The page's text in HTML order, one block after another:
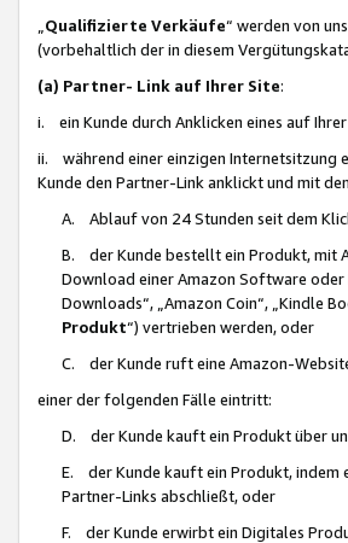
Qualifizierte Verkäufe“ werden von
(vorbehaltlich der in diesem
(a) Partner- Link auf Ihrer Site:
i. ein Kunde durch Anklicken eines auf
ii. während einer einzigen Internetsitzung
Kunde den Partner-Link anklickt und mit
A. Ablauf von 24 Stunden seit dem
B. der Kunde bestellt ein Produkt, mit
Download einer Amazon Software oder
Downloads“, „Amazon Coin“, „Kindle
Produkt“) vertrieben werden, oder
C. der Kunde ruft eine Amazon-
einer der folgenden Fälle eintritt:
D. der Kunde kauft ein Produkt über
E. der Kunde kauft ein Produkt, indem
Partner-Links abschließt, oder
F. der Kunde erwirbt ein Digitales